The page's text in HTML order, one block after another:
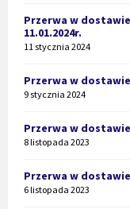
Przerwa w dostawie
11.01.2024r.
11 stycznia 2024
Przerwa w dostawie
9 stycznia 2024
Przerwa w dostawie
8 listopada 2023
Przerwa w dostawie
6 listopada 2023